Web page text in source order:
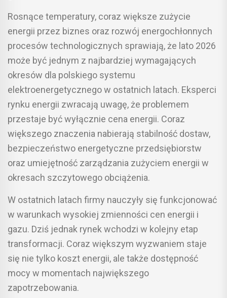
Rosnące temperatury, coraz większe zużycie
energii przez biznes oraz rozwój energochłonnych
procesów technologicznych sprawiają, że lato 2026
może być jednym z najbardziej wymagających
okresów dla polskiego systemu
elektroenergetycznego w ostatnich latach. Eksperci
rynku energii zwracają uwagę, że problemem
przestaje być wyłącznie cena energii. Coraz
większego znaczenia nabierają stabilność dostaw,
bezpieczeństwo energetyczne przedsiębiorstw
oraz umiejętność zarządzania zużyciem energii w
okresach szczytowego obciążenia.
W ostatnich latach firmy nauczyły się funkcjonować
w warunkach wysokiej zmienności cen energii i
gazu. Dziś jednak rynek wchodzi w kolejny etap
transformacji. Coraz większym wyzwaniem staje
się nie tylko koszt energii, ale także dostępność
mocy w momentach największego
zapotrzebowania.